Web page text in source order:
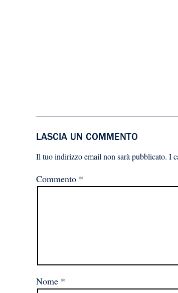
LASCIA UN COMMENTO
Il tuo indirizzo email non sarà pubblicato. I
Commento *
Nome *